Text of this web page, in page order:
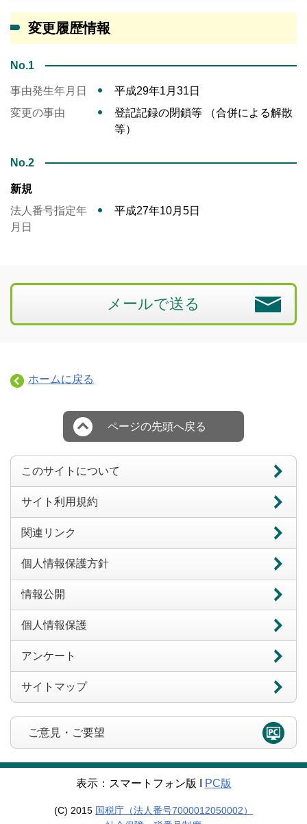
変更履歴情報
No.1
事由発生年月日
平成29年1月31日
変更の事由
登記記録の閉鎖等 （合併による解散
等）
No.2
新規
法人番号指定年
月日
平成27年10月5日
メールで送る
ホームに戻る
ページの先頭へ戻る
このサイトについて
サイト利用規約
関連リンク
個人情報保護方針
情報公開
個人情報保護
アンケート
サイトマップ
ご意見・ご要望
表示：スマートフォン版 Ι PC版
(C) 2015 国税庁（法人番号7000012050002）